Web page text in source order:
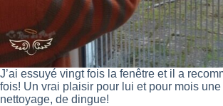
J’ai essuyé vingt fois la fenêtre et il a
fois! Un vrai plaisir pour lui et pour mois
nettoyage, de dingue!